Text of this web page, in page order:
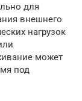
для
внешнего
нагрузок
может
под